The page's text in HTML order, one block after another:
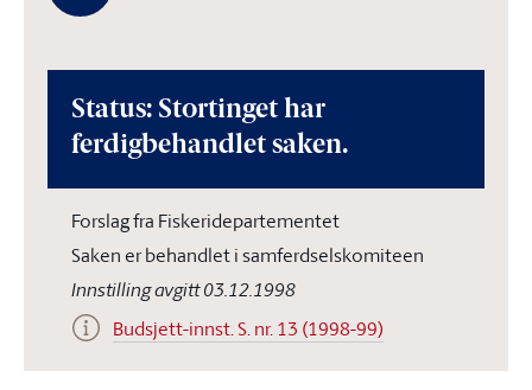
Status: Stortinget har
ferdigbehandlet saken.
Forslag fra Fiskeridepartementet
Saken er behandlet i samferdselskomiteen
Innstilling avgitt 03.12.1998
Budsjett-innst. S. nr. 13 (1998-99)